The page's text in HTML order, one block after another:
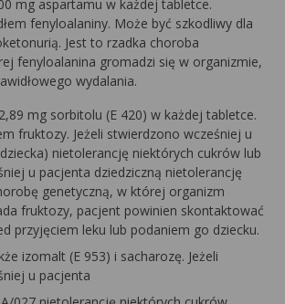
mg aspartamu w każdej tabletce.
fenyloalaniny. Może być szkodliwy dla
Jest to rzadka choroba
fenyloalanina gromadzi się w organizmie,
wydalania.
mg sorbitolu (E 420) w każdej tabletce.
fruktozy. Jeżeli stwierdzono wcześniej u
nietolerancję niektórych cukrów lub
u pacjenta dziedziczną nietolerancję
genetyczną, w której organizm
fruktozy, pacjent powinien skontaktować
przyjęciem leku lub podaniem go dziecku.
izomalt (E 953) i sacharozę. Jeżeli
u pacjenta